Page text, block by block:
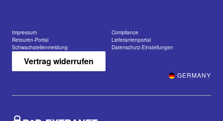
Impressum
Compliance
Retouren-Portal
Lieferantenportal
Schwachstellenmeldung
Datenschutz-Einstellungen
Vertrag widerrufen
GERMANY